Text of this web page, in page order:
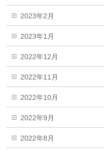
2023年2月
2023年1月
2022年12月
2022年11月
2022年10月
2022年9月
2022年8月